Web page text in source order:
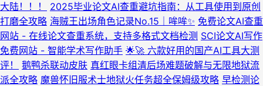
大陆！！！
2025毕业论文AI查重避坑指南：从工具使用到原创
打磨全攻略 海贼王出场角色记录No.15｜哞哞✨ 免费论文AI查重
网站 - 在线论文查重系统，支持多格式文档检测 SCI论文AI写作
免费网站 - 智能学术写作助手 🌟🚀 六款好用的国产AI工具大测
评！
鹅鸭杀联动皮肤 真红眼卡组清后场难题破解与无限地狱流
派全攻略 魔兽怀旧服术士地狱火任务超全保姆级攻略 早检测论